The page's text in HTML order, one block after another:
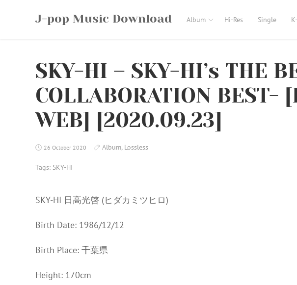
J-pop Music Download Album Hi-Res Single
SKY-HI – SKY-HI’s THE
COLLABORATION BEST-
WEB] [2020.09.23]
26 October 2020 Album, Lossless
Tags: SKY-HI
SKY-HI 日高光啓 (ヒダカミツヒロ)
Birth Date: 1986/12/12
Birth Place: 千葉県
Height: 170cm